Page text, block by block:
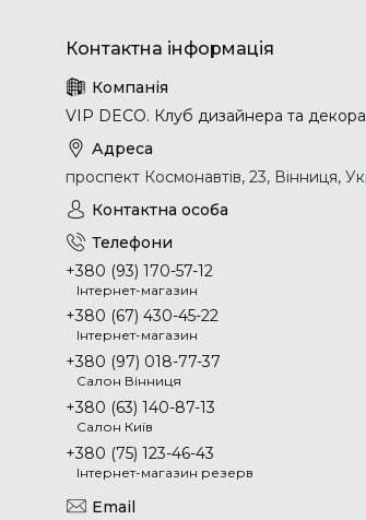
VIP DECO. Клуб дизайнера та
проспект Космонавтів, 23, Вінниця,
+380 (93) 170-57-12
Інтернет-магазин
+380 (67) 430-45-22
Інтернет-магазин
+380 (97) 018-77-37
Салон Вінниця
+380 (63) 140-87-13
Салон Київ
+380 (75) 123-46-43
Інтернет-магазин резерв